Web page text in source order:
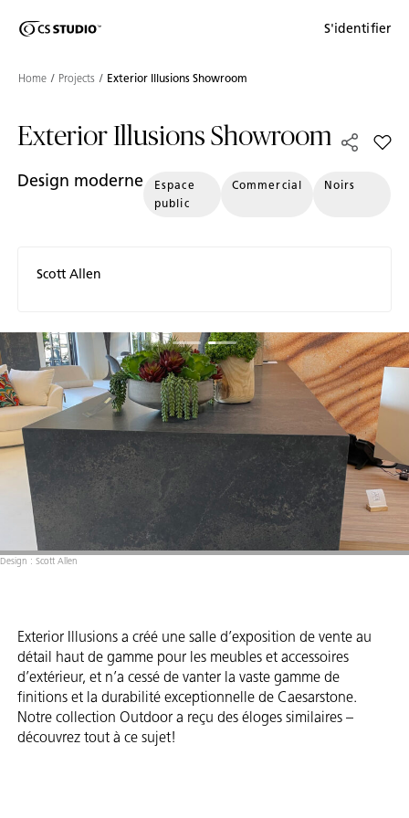
by Nature
Collection
S'identifier
Home Projects Exterior Illusions Showroom
Exterior Illusions Showroom Add
Design moderne
Espace
public
Commercial Noirs
Scott Allen
Design : Scott Allen
Exterior Illusions a créé une salle d’exposition de vente au
détail haut de gamme pour les meubles et accessoires
d’extérieur, et n’a cessé de vanter la vaste gamme de
finitions et la durabilité exceptionnelle de Caesarstone.
Notre collection Outdoor a reçu des éloges similaires –
découvrez tout à ce sujet!